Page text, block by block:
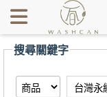
【台灣永續旅宿品牌
搜尋關鍵字